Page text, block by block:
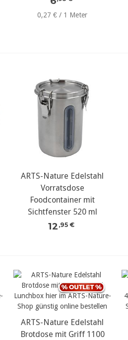
0,27 € / 1 Meter
ARTS-Nature Edelstahl
Vorratsdose
Foodcontainer mit
Sichtfenster 520 ml
12 ,95 €
ARTS-Nature Edelstahl
Brotdose mit Griff 1100